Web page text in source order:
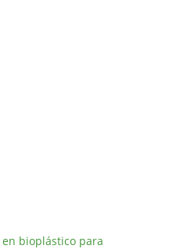
bioplástico para